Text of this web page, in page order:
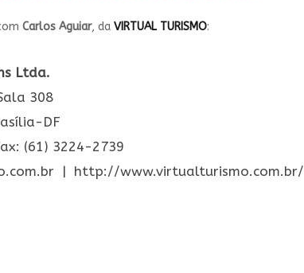
Carlos Aguiar, daVIRTUAL TURISMO:
Ltda.
308
DF
(61) 3224-2739
| http://www.virtualturismo.com.br/